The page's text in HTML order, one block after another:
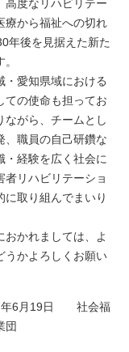
高度なリハビリテー
療から福祉への切れ
年後を見据えた新た
愛知県域における
ての使命も担ってお
ながら、チームとし
、職員の自己研鑽な
・経験を広く社会に
リハビリテーショ
に取り組んでまいり
かれましては、よ
うかよろしくお願い
社会福
団